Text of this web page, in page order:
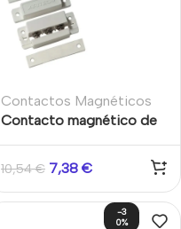
Contactos Magnéticos
Contacto magnético de
Interior Puertas y
Ventanas Grado 2 Aritech
10,54€ 7,38 €
-3
0%